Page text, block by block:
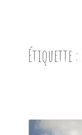
PRÉSENTATION
EN IMAGES
Étiquette :